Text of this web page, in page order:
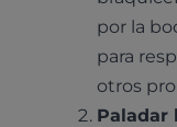
por la
para
otros
Paladar